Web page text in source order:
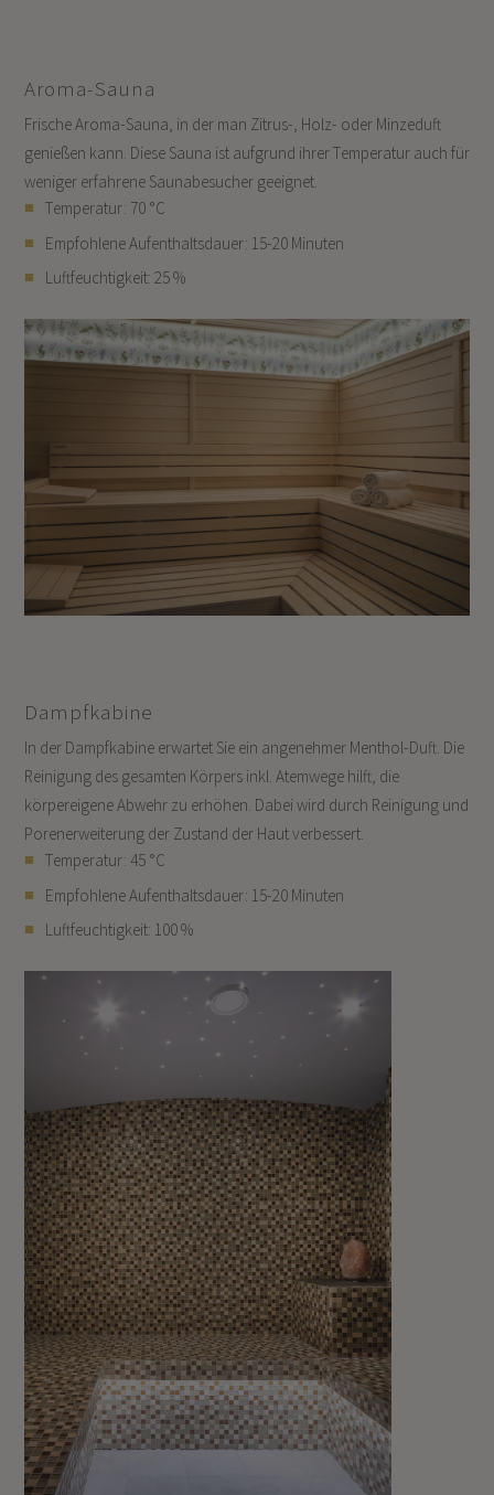
Aroma-Sauna
Frische Aroma-Sauna, in der man Zitrus-, Holz- oder Minzeduft
genießen kann. Diese Sauna ist aufgrund ihrer Temperatur auch für
weniger erfahrene Saunabesucher geeignet.
Temperatur: 70 °C
Empfohlene Aufenthaltsdauer: 15-20 Minuten
Luftfeuchtigkeit: 25 %
Dampfkabine
In der Dampfkabine erwartet Sie ein angenehmer Menthol-Duft. Die
Reinigung des gesamten Körpers inkl. Atemwege hilft, die
körpereigene Abwehr zu erhöhen. Dabei wird durch Reinigung und
Porenerweiterung der Zustand der Haut verbessert.
Temperatur: 45 °C
Empfohlene Aufenthaltsdauer: 15-20 Minuten
Luftfeuchtigkeit: 100 %